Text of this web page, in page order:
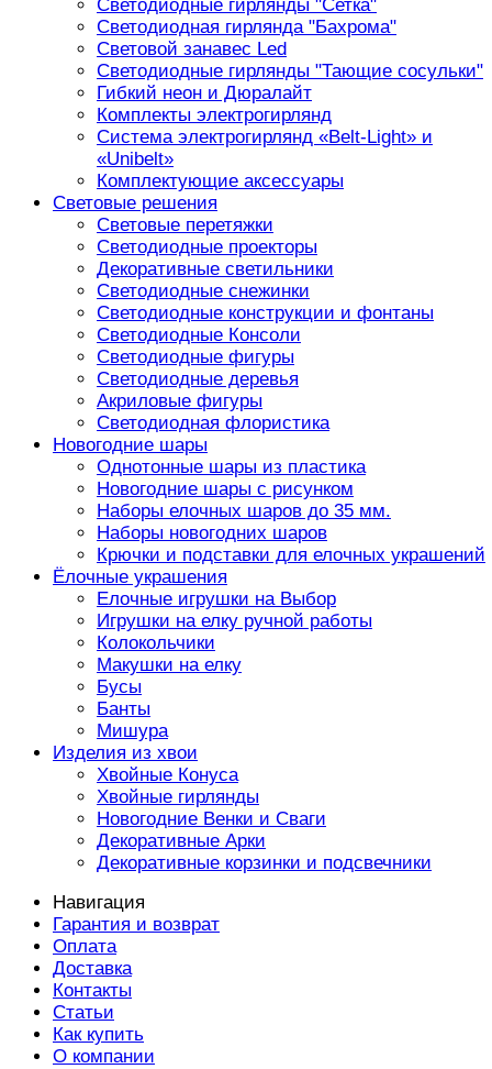
Светодиодные гирлянды "Сетка"
Светодиодная гирлянда "Бахрома"
Световой занавес Led
Светодиодные гирлянды "Тающие сосульки"
Гибкий неон и Дюралайт
Комплекты электрогирлянд
Система электрогирлянд «Belt-Light» и
«Unibelt»
Комплектующие аксессуары
Световые решения
Световые перетяжки
Светодиодные проекторы
Декоративные светильники
Светодиодные снежинки
Светодиодные конструкции и фонтаны
Светодиодные Консоли
Светодиодные фигуры
Светодиодные деревья
Акриловые фигуры
Светодиодная флористика
Новогодние шары
Однотонные шары из пластика
Новогодние шары с рисунком
Наборы елочных шаров до 35 мм.
Наборы новогодних шаров
Крючки и подставки для елочных украшений
Ёлочные украшения
Елочные игрушки на Выбор
Игрушки на елку ручной работы
Колокольчики
Макушки на елку
Бусы
Банты
Мишура
Изделия из хвои
Хвойные Конуса
Хвойные гирлянды
Новогодние Венки и Сваги
Декоративные Арки
Декоративные корзинки и подсвечники
Навигация
Гарантия и возврат
Оплата
Доставка
Контакты
Статьи
Как купить
О компании